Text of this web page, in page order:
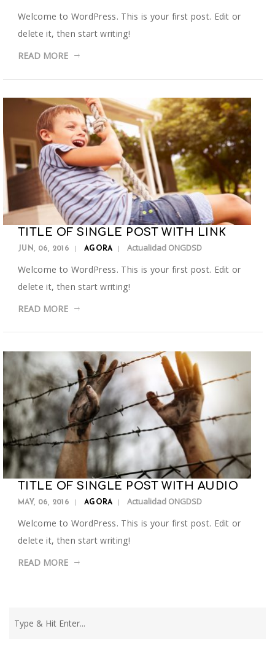
Welcome to WordPress. This is your first post. Edit or
delete it, then start writing!
READ MORE
TITLE OF SINGLE POST WITH LINK
JUN, 06, 2016 AGORA Actualidad ONGDSD
Welcome to WordPress. This is your first post. Edit or
delete it, then start writing!
READ MORE
TITLE OF SINGLE POST WITH AUDIO
MAY, 06, 2016 AGORA Actualidad ONGDSD
Welcome to WordPress. This is your first post. Edit or
delete it, then start writing!
READ MORE